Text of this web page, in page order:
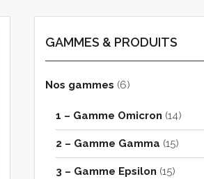
GAMMES & PRODUITS
Nos gammes (6)
1 – Gamme Omicron (14)
2 – Gamme Gamma (15)
3 – Gamme Epsilon (15)